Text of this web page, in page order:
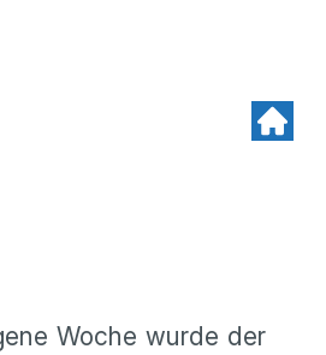
Woche wurde der